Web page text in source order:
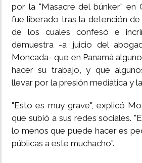
por la "Masacre del búnker" en
fue liberado tras la detención
de los cuales confesó e
demuestra -a juicio del
Moncada- que en Panamá
hacer su trabajo, y que
llevar por la presión mediática y
"Esto es muy grave", explicó
que subió a sus redes sociales.
lo menos que puede hacer es
públicas a este muchacho".